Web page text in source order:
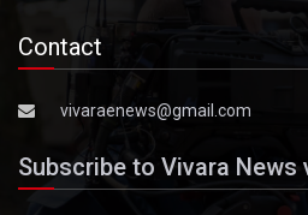
Contact
vivaraenews@gmail.com
Subscribe to Vivara News